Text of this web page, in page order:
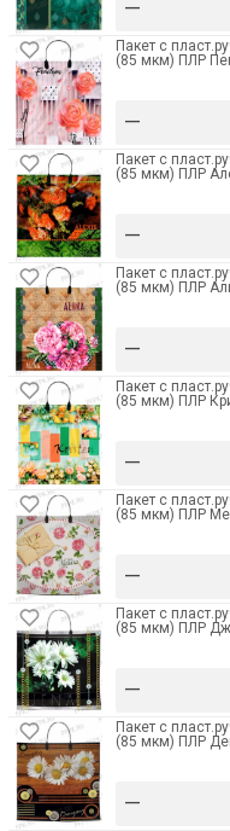
–
Пакет с
(85 мкм) ПЛР
–
Пакет с
(85 мкм) ПЛР
–
Пакет с
(85 мкм) ПЛР
–
Пакет с
(85 мкм) ПЛР
–
Пакет с
(85 мкм) ПЛР
–
Пакет с
(85 мкм) ПЛР
–
Пакет с
(85 мкм) ПЛР
–